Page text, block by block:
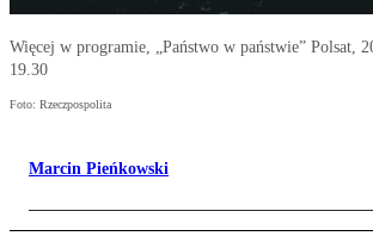
Więcej w programie, „Państwo w państwie” Polsat,
19.30
Foto: Rzeczpospolita
Marcin Pieńkowski